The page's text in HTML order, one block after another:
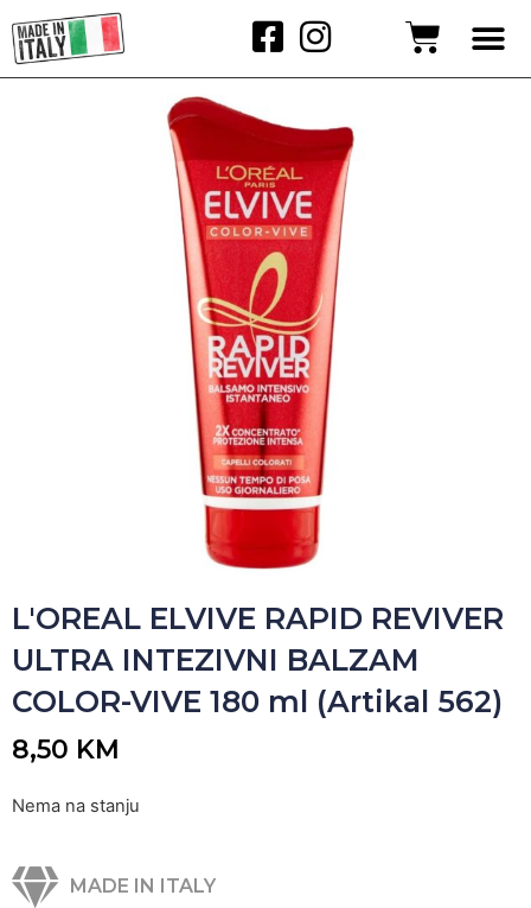
L'OREAL ELVIVE RAPID REVIVER
ULTRA INTEZIVNI BALZAM
COLOR-VIVE 180 ml (Artikal 562)
8,50 KM
Nema na stanju
MADE IN ITALY